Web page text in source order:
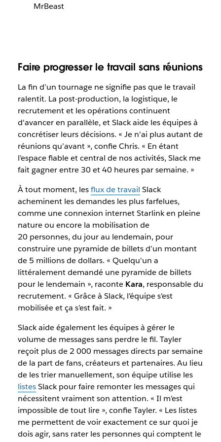
MrBeast
Faire progresser le travail sans réunions
La fin d’un tournage ne signifie pas que le travail
ralentit. La post-production, la logistique, le
recrutement et les opérations continuent
d'avancer en parallèle, et Slack aide les équipes à
concrétiser leurs décisions. « Je n'ai plus autant de
réunions qu’avant », confie Chris. « En étant
l’espace fiable et central de nos activités, Slack me
fait gagner entre 30 et 40 heures par semaine. »
À tout moment, lesflux de travail Slack
acheminent les demandes les plus farfelues,
comme une connexion internet Starlink en pleine
nature ou encore la mobilisation de
20 personnes, du jour au lendemain, pour
construire une pyramide de billets d’un montant
de 5 millions de dollars. « Quelqu'un a
littéralement demandé une pyramide de billets
pour le lendemain », raconte Kara, responsable du
recrutement. « Grâce à Slack, l'équipe s'est
mobilisée et ça s’est fait. »
Slack aide également les équipes à gérer le
volume de messages sans perdre le fil. Tayler
reçoit plus de 2 000 messages directs par semaine
de la part de fans, créateurs et partenaires. Au lieu
de les trier manuellement, son équipe utilise les
listesSlack pour faire remonter les messages qui
nécessitent vraiment son attention. « Il m'est
impossible de tout lire », confie Tayler. « Les listes
me permettent de voir exactement ce sur quoi je
dois agir, sans rater les personnes qui comptent le